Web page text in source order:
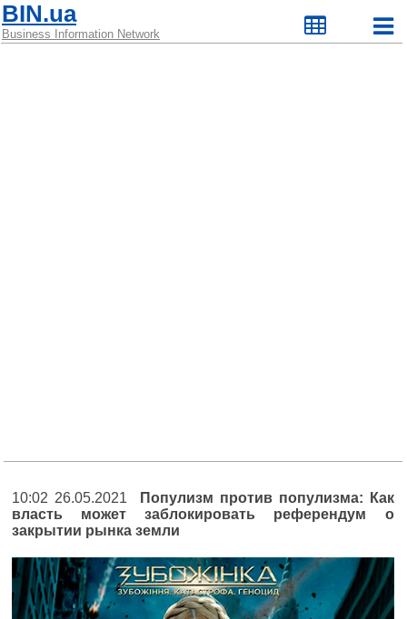
BIN.ua
Business Information Network
10:02 26.05.2021
Популизм против популизма: Как
власть может заблокировать референдум о
закрытии рынка земли